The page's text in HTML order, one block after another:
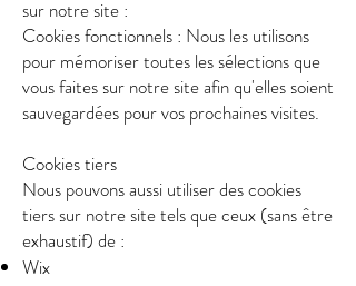
sur notre site :
Cookies fonctionnels : Nous les utilisons
pour mémoriser toutes les sélections que
vous faites sur notre site afin qu'elles soient
sauvegardées pour vos prochaines visites.
Cookies tiers
Nous pouvons aussi utiliser des cookies
tiers sur notre site tels que ceux (sans être
exhaustif) de :
Wix